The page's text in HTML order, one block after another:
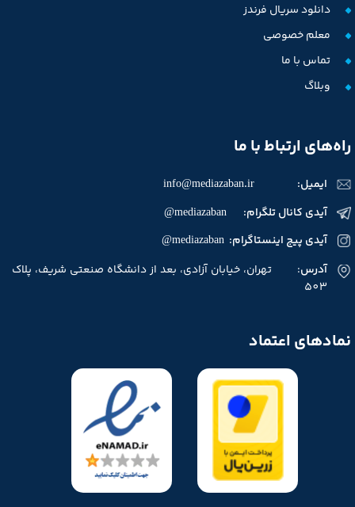
نمادهای اعتماد
دانلود سریال فرندز
معلم خصوصی
تماس با ما
وبلاگ
راه‌های ارتباط با ما
ایمیل: info@mediazaban.ir
آدرس: تهران، خیابان آزادی، بعد از دانشگاه صنعتی شریف، پلاک
503
آیدی کانال تلگرام: mediazaban@
آیدی پیج اینستاگرام: mediazaban@